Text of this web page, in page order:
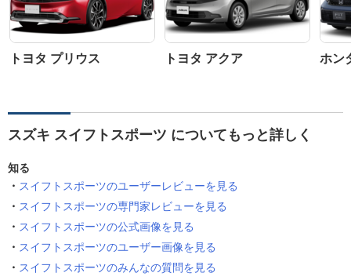
トヨタ プリウス トヨタ アクア ホン
スズキ スイフトスポーツ についてもっと詳しく
知る
スイフトスポーツのユーザーレビューを見る
スイフトスポーツの専門家レビューを見る
スイフトスポーツの公式画像を見る
スイフトスポーツのユーザー画像を見る
スイフトスポーツのみんなの質問を見る